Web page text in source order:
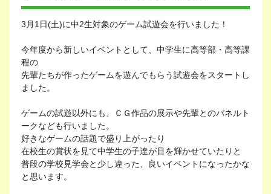
3月1日(土)に中2生対象のゲーム試遊会を行いました！
今年度から新しいイベントとして、中学生に高等部・高等課
程の
先輩たちが作ったゲームを遊んでもらう試遊会をスタートし
ました。
ゲームの試遊以外にも、ＣＧ作品の展示や先輩とのパネルト
ークなども行いました。
好きなゲームの話題で盛り上がったり
在校生の賞状を見て中学生の子達が目を輝かせていたりと
普段の学校見学会と少し違った、良いイベントになったかな
と思います。